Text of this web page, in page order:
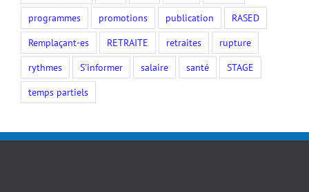
programmes
promotions publication
RASED
Remplaçant-es
RETRAITE retraites
rupture
rythmes
S'informer salaire santé
STAGE
temps partiels